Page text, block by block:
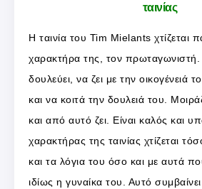
ταινίας
Η ταινία του Tim Mielants χτίζεται
χαρακτήρα της, τον
δουλεύει, να ζει με την οικογένειά
και να κοιτά την δουλειά του.
και από αυτό ζει. Είναι καλός και
χαρακτήρας της ταινίας χτίζεται
και τα λόγια του όσο και με αυτά
ιδίως η γυναίκα του. Αυτό